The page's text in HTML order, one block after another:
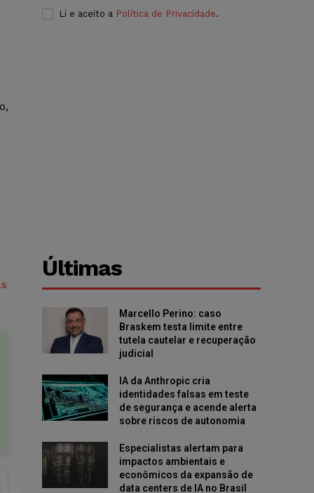
Li e aceito a Política de Privacidade.
Últimas
Marcello Perino: caso
Braskem testa limite entre
tutela cautelar e recuperação
judicial
IA da Anthropic cria
identidades falsas em teste
de segurança e acende alerta
sobre riscos de autonomia
Especialistas alertam para
impactos ambientais e
econômicos da expansão de
data centers de IA no Brasil